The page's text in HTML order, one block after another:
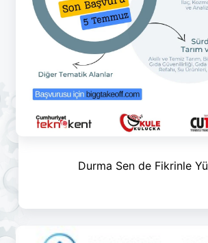
Durma Sen de Fikrinle